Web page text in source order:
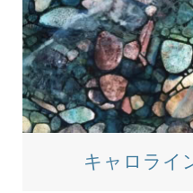
キャロライ